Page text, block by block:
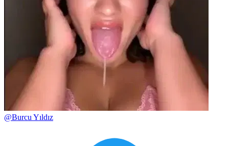
@Burcu Yıldız